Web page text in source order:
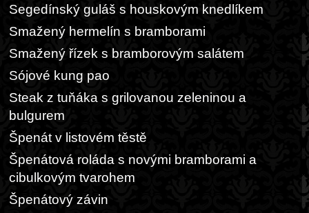
Segedínský guláš s houskovým knedlíkem
Smažený hermelín s bramborami
Smažený řízek s bramborovým salátem
Sójové kung pao
Steak z tuňáka s grilovanou zeleninou a
bulgurem
Špenát v listovém těstě
Špenátová roláda s novými bramborami a
cibulkovým tvarohem
Špenátový závin